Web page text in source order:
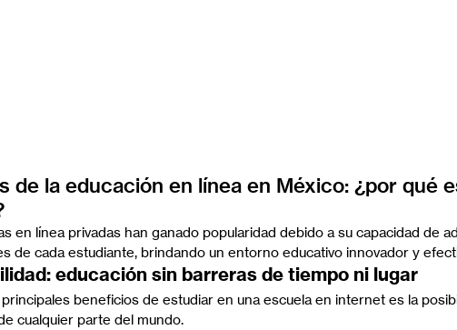
de la educación en línea en México: ¿por qué
en línea privadas han ganado popularidad debido a su capacidad de
de cada estudiante, brindando un entorno educativo innovador y
educación sin barreras de tiempo ni lugar
beneficios de estudiar en una escuela en internet es la
cualquier parte del mundo.